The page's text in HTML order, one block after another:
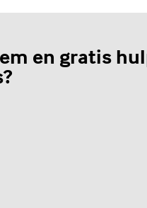
en gratis